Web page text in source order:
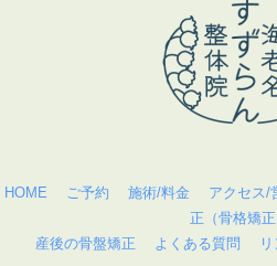
HOME ご予約 施術/料金 アクセス/
正（骨格矯正
産後の骨盤矯正
よくある質問